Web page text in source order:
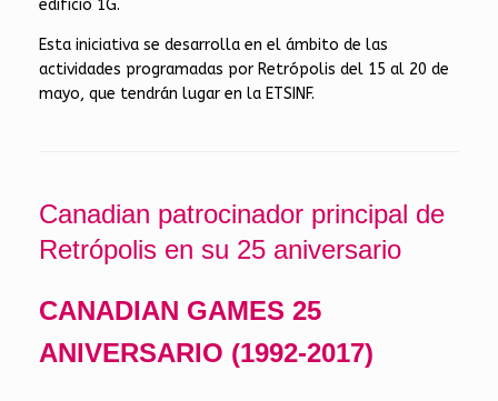
edificio 1G.
Esta iniciativa se desarrolla en el ámbito de las
actividades programadas por Retrópolis del 15 al 20 de
mayo, que tendrán lugar en la ETSINF.
Canadian patrocinador principal de
Retrópolis en su 25 aniversario
CANADIAN GAMES 25
ANIVERSARIO (1992-2017)